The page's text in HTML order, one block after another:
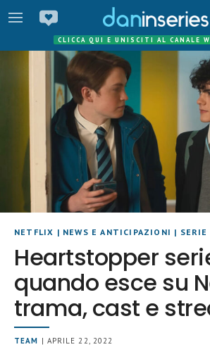
CLICCA QUI E UNISCITI AL CANALE
NETFLIX | NEWS E ANTICIPAZIONI |
Heartstopper
quando esce su
trama, cast e
TEAM | APRILE 22, 2022